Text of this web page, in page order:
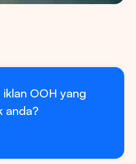
OOH yang
anda?